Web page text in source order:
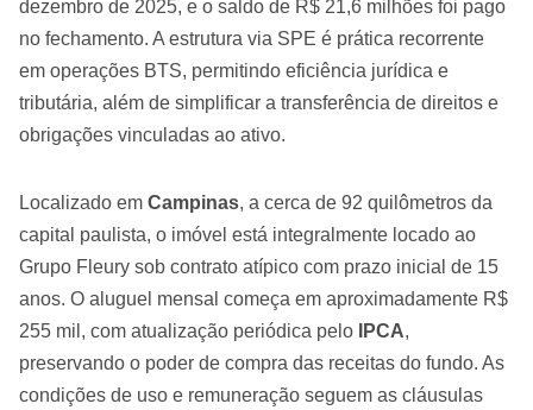
dezembro de 2025, e o saldo de R$ 21,6 milhões foi pago
no fechamento. A estrutura via SPE é prática recorrente
em operações BTS, permitindo eficiência jurídica e
tributária, além de simplificar a transferência de direitos e
obrigações vinculadas ao ativo.
Localizado em Campinas, a cerca de 92 quilômetros da
capital paulista, o imóvel está integralmente locado ao
Grupo Fleury sob contrato atípico com prazo inicial de 15
anos. O aluguel mensal começa em aproximadamente R$
255 mil, com atualização periódica pelo
IPCA,
preservando o poder de compra das receitas do fundo. As
condições de uso e remuneração seguem as cláusulas